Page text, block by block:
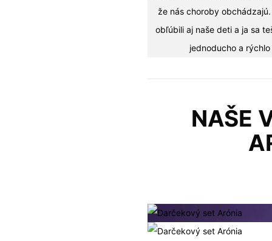
že nás choroby
obľúbili aj naše deti a ja sa
jednoducho a
NAŠE